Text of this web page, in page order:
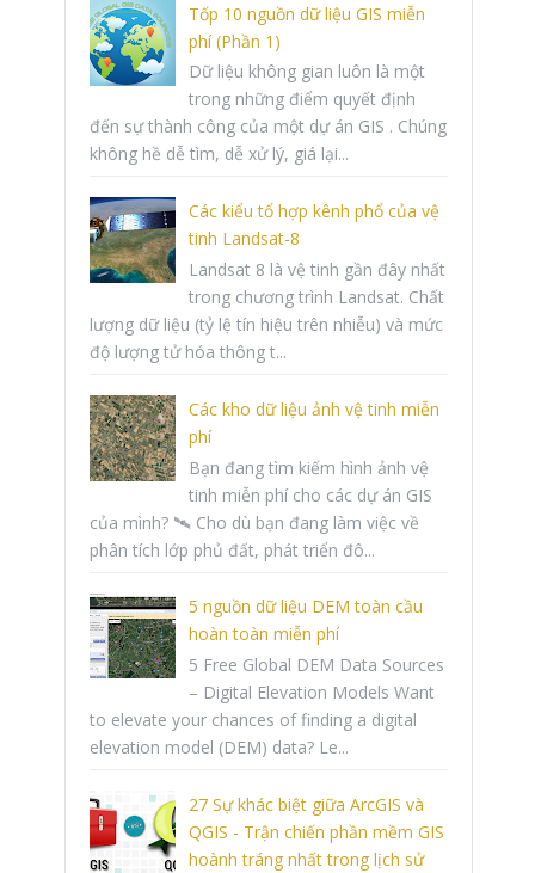
Tốp 10 nguồn dữ liệu GIS miễn
phí (Phần 1)
Dữ liệu không gian luôn là một
trong những điểm quyết định
đến sự thành công của một dự án GIS . Chúng
không hề dễ tìm, dễ xử lý, giá lại...
Các kiểu tổ hợp kênh phổ của vệ
tinh Landsat-8
Landsat 8 là vệ tinh gần đây nhất
trong chương trình Landsat. Chất
lượng dữ liệu (tỷ lệ tín hiệu trên nhiễu) và mức
độ lượng tử hóa thông t...
Các kho dữ liệu ảnh vệ tinh miễn
phí
Bạn đang tìm kiếm hình ảnh vệ
tinh miễn phí cho các dự án GIS
của mình? 🛰️ Cho dù bạn đang làm việc về
phân tích lớp phủ đất, phát triển đô...
5 nguồn dữ liệu DEM toàn cầu
hoàn toàn miễn phí
5 Free Global DEM Data Sources
– Digital Elevation Models Want
to elevate your chances of finding a digital
elevation model (DEM) data? Le...
27 Sự khác biệt giữa ArcGIS và
QGIS - Trận chiến phần mềm GIS
hoành tráng nhất trong lịch sử